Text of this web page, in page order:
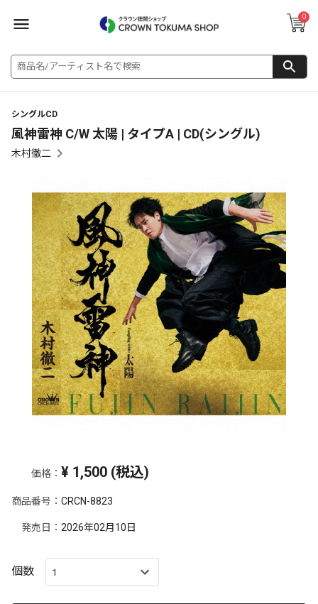
0
シングルCD
風神雷神 C/W 太陽 | タイプA | CD(シングル)
木村徹二
価格： ¥ 1,500 (税込)
商品番号： CRCN-8823
発売日： 2026年02月10日
個数